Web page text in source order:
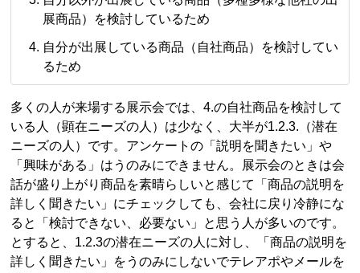
展商品）を検討しているため
自分が出展している商品（自社商品）を検討してい
るため
多くの人が来場する展示会では、4.の自社商品を検討して
いる人（顕在ニーズの人）は少なく、大半が1.2.3.（潜在
ニーズの人）です。アンケートの「説明を聞きたい」や
「興味がある」はうのみにできません。展示会のときは会
話が盛り上がり商品を素晴らしいと感じて「商品の説明を
詳しく聞きたい」にチェックしても、会社に戻り冷静にな
ると「検討できない、必要ない」と思う人が多いのです。
とすると、1.2.3の潜在ニーズの人に対し、「商品の説明を
詳しく聞きたい」をうのみにしないでテレアポやメールを